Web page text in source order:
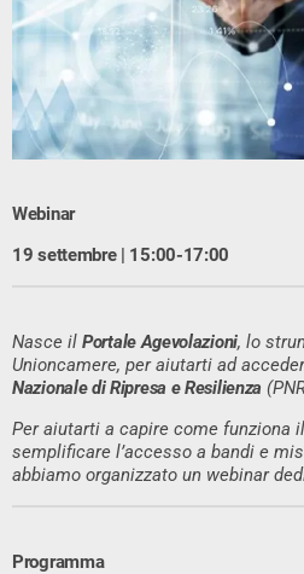
Webinar
19 settembre | 15:00-17:00
Nasce il Portale Agevolazioni, lo
Unioncamere, per aiutarti ad
Nazionale di Ripresa e Resilienza
Per aiutarti a capire come funziona
semplificare l’accesso a bandi e
abbiamo organizzato un webinar
Programma